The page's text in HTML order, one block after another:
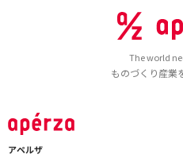
The world
ものづくり産業
アペルザ